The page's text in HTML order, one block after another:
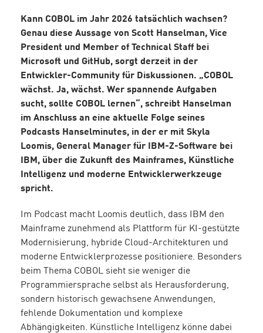
Kann COBOL im Jahr 2026 tatsächlich wachsen?
Genau diese Aussage von Scott Hanselman, Vice
President und Member of Technical Staff bei
Microsoft und GitHub, sorgt derzeit in der
Entwickler-Community für Diskussionen. „COBOL
wächst. Ja, wächst. Wer spannende Aufgaben
sucht, sollte COBOL lernen“, schreibt Hanselman
im Anschluss an eine aktuelle Folge seines
Podcasts Hanselminutes, in der er mit Skyla
Loomis, General Manager für IBM-Z-Software bei
IBM, über die Zukunft des Mainframes, Künstliche
Intelligenz und moderne Entwicklerwerkzeuge
spricht.
Im Podcast macht Loomis deutlich, dass IBM den
Mainframe zunehmend als Plattform für KI-gestützte
Modernisierung, hybride Cloud-Architekturen und
moderne Entwicklerprozesse positioniere. Besonders
beim Thema COBOL sieht sie weniger die
Programmiersprache selbst als Herausforderung,
sondern historisch gewachsene Anwendungen,
fehlende Dokumentation und komplexe
Abhängigkeiten. Künstliche Intelligenz könne dabei